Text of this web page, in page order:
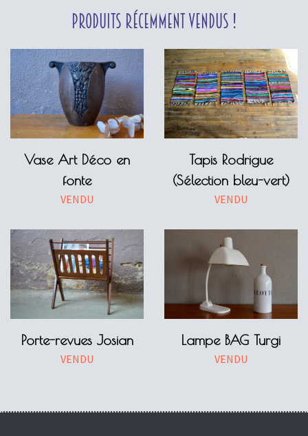
Produits récemment vendus !
Vase Art Déco en
fonte
VENDU
Tapis Rodrigue
(Sélection bleu-vert)
VENDU
Porte-revues Josian
VENDU
Lampe BAG Turgi
VENDU